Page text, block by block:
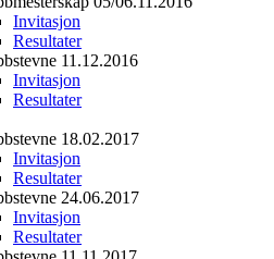
Invitasjon
Resultater
11.12.2016
Invitasjon
Resultater
18.02.2017
Invitasjon
Resultater
24.06.2017
Invitasjon
Resultater